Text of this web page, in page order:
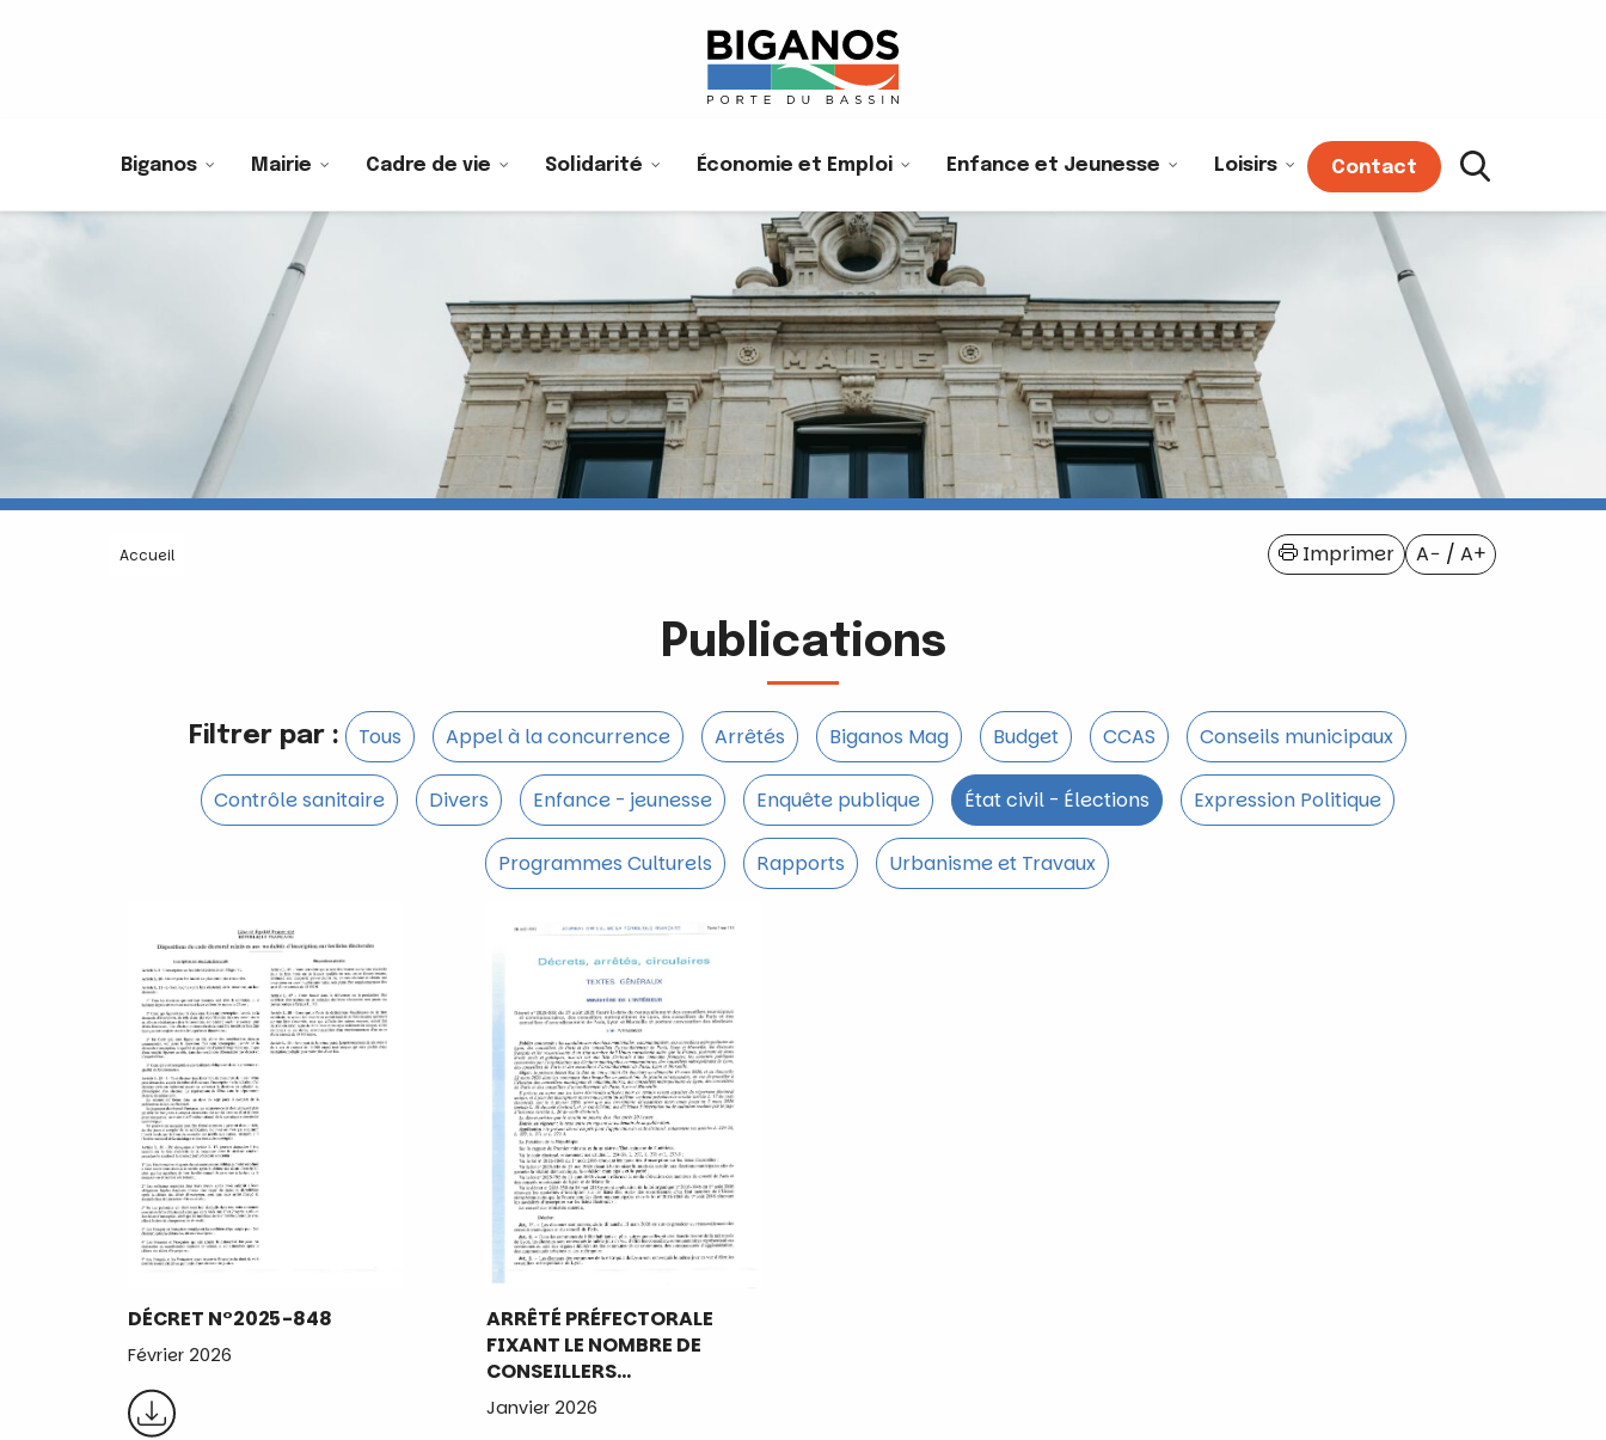
Biganos Mairie Cadre de vie Solidarité Économie et Emploi Enfance et Jeunesse Loisirs Contact
Accueil A− / A+
Imprimer
Publications
Filtrer par : Tous Appel à la concurrence Arrêtés Biganos Mag Budget CCAS Conseils municipaux
Contrôle sanitaire Divers Enfance - jeunesse Enquête publique État civil - Élections Expression Politique
Programmes Culturels Rapports Urbanisme et Travaux
DÉCRET N°2025-848
Février 2026
ARRÊTÉ PRÉFECTORALE
FIXANT LE NOMBRE DE
CONSEILLERS…
Janvier 2026